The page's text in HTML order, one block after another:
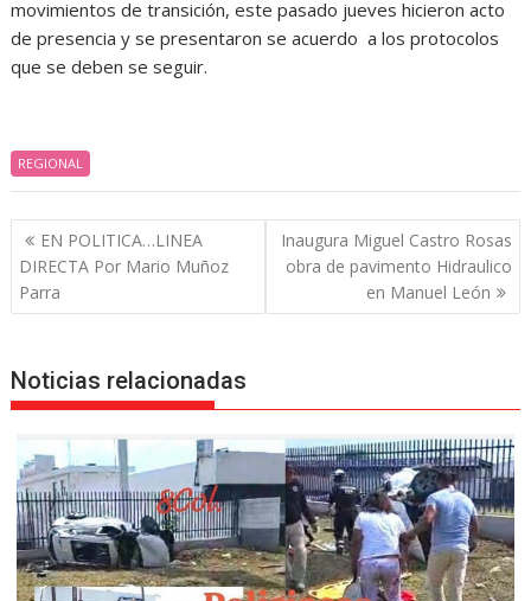
movimientos de transición, este pasado jueves hicieron acto
de presencia y se presentaron se acuerdo a los protocolos
que se deben se seguir.
REGIONAL
Navegación
de
entradas
EN POLITICA…LINEA
DIRECTA Por Mario Muñoz
Parra
Inaugura Miguel Castro Rosas
obra de pavimento Hidraulico
en Manuel León
Noticias relacionadas